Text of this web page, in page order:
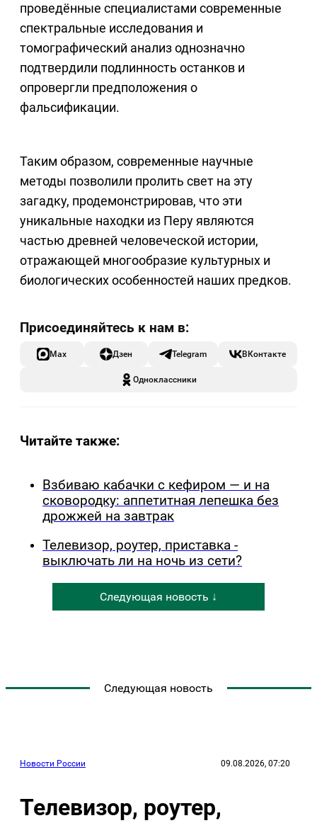
проведённые специалистами современные
спектральные исследования и
томографический анализ однозначно
подтвердили подлинность останков и
опровергли предположения о
фальсификации.
Таким образом, современные научные
методы позволили пролить свет на эту
загадку, продемонстрировав, что эти
уникальные находки из Перу являются
частью древней человеческой истории,
отражающей многообразие культурных и
биологических особенностей наших предков.
Max Дзен Telegram ВКонтакте
Одноклассники
Читайте также:
Взбиваю кабачки с кефиром — и на
сковородку: аппетитная лепешка без
дрожжей на завтрак
Телевизор, роутер, приставка -
выключать ли на ночь из сети?
Следующая новость ↓
Следующая новость
Новости России 09.08.2026, 07:20
Телевизор, роутер,